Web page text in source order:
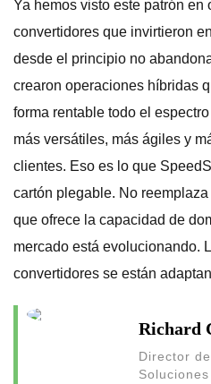
Ya hemos visto este patrón en
convertidores que invirtieron
desde el principio no
crearon operaciones híbridas
forma rentable todo el
más versátiles, más ágiles y
clientes. Eso es lo que
cartón plegable. No
que ofrece la capacidad de
mercado está evolucionando.
convertidores se están
Richard
Director